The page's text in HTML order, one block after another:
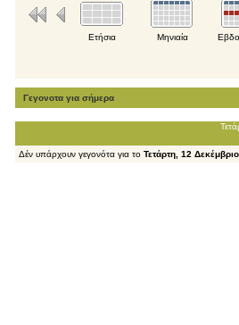
Ετήσια Μηνιαία
Γεγονοτα για σήμερα
Δέν υπάρχουν γεγονότα για το Τετάρτη, 12